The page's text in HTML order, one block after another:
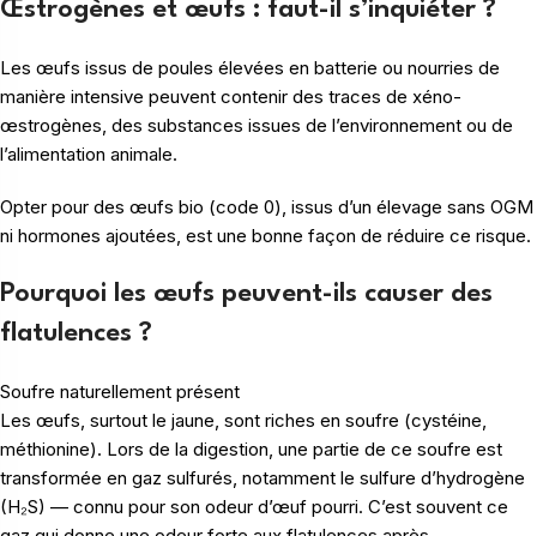
Œstrogènes et œufs : faut-il s’inquiéter ?
Les œufs issus de poules élevées en batterie ou nourries de
manière intensive peuvent contenir des traces de xéno-
œstrogènes, des substances issues de l’environnement ou de
l’alimentation animale.
Opter pour des œufs bio (code 0), issus d’un élevage sans OGM
ni hormones ajoutées, est une bonne façon de réduire ce risque.
Pourquoi les œufs peuvent-ils causer des
flatulences ?
Soufre naturellement présent
Les œufs, surtout le jaune, sont riches en soufre (cystéine,
méthionine). Lors de la digestion, une partie de ce soufre est
transformée en gaz sulfurés, notamment le sulfure d’hydrogène
(H₂S) — connu pour son odeur d’œuf pourri. C’est souvent ce